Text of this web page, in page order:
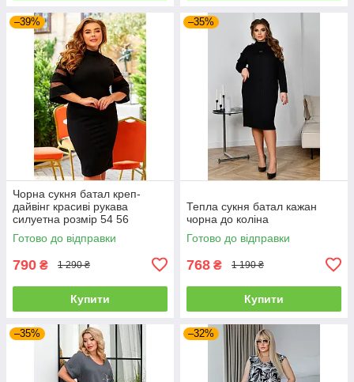
–39%
Чорна сукня батал креп-
дайвінг красиві рукава
силуетна розмір 54 56
Готово до відправки
790 ₴ 1 290 ₴
Купити
–35%
Тепла сукня батал кажан
чорна до коліна
Готово до відправки
768 ₴ 1 190 ₴
Купити
–35% –32%